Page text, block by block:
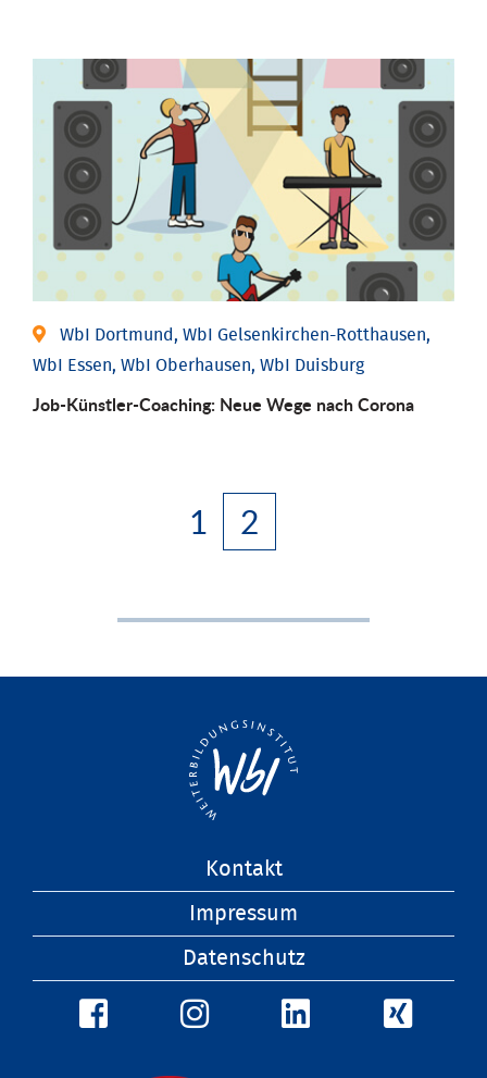
WbI Dortmund, WbI Gelsenkirchen-Rotthausen,
WbI Essen, WbI Oberhausen, WbI Duisburg
Job-Künstler-Coaching: Neue Wege nach Corona
1 2
Kontakt
Impressum
Datenschutz